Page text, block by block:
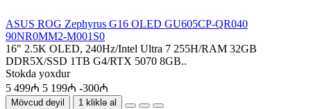
ASUS ROG Zephyrus G16 OLED GU605CP-QR040
90NR0MM2-M001S0
16" 2.5K OLED, 240Hz/Intel Ultra 7 255H/RAM 32GB
DDR5X/SSD 1TB G4/RTX 5070 8GB..
Stokda yoxdur
5 499₼ 5 199₼ -300₼
Mövcud deyil 1 kliklə al